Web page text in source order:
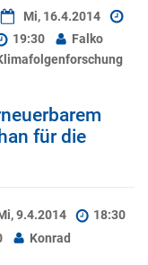
Mi, 16.4.2014
19:30
Falko
für die
9.4.2014
18:30
Konrad